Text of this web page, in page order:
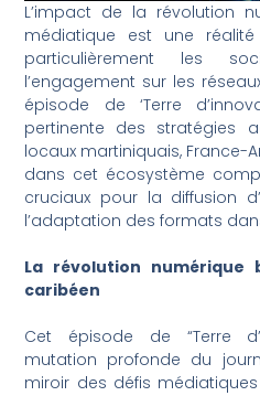
L’impact de la révolution
médiatique est une réalité
particulièrement les
l’engagement sur les
épisode de ‘Terre
pertinente des stratégies
locaux martiniquais, France-
dans cet écosystème
cruciaux pour la diffusion
l’adaptation des formats
La révolution numérique
caribéen
Cet épisode de “Terre
mutation profonde du
miroir des défis